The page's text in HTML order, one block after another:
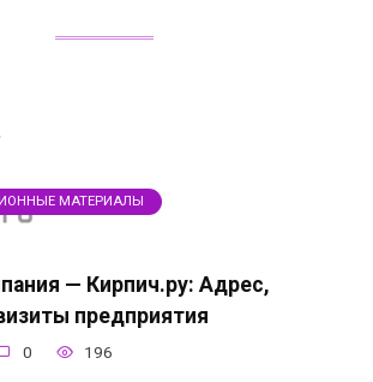
МАТЕРИАЛЫ
— Кирпич.ру: Адрес,
предприятия
0 196